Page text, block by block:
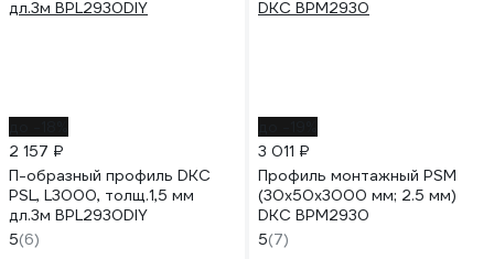
2 157 ₽
П-образный профиль DKC
PSL, L3000, толщ.1,5 мм
дл.3м BPL2930DIY
5(6)
3 011 ₽
Профиль монтажный PSM
(30х50х3000 мм; 2.5 мм)
DKC BPM2930
5(7)